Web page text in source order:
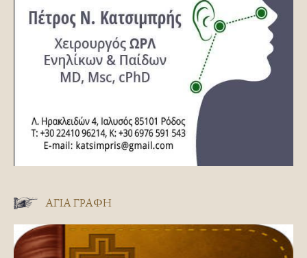
ΑΓΊΑ ΓΡΑΦΉ